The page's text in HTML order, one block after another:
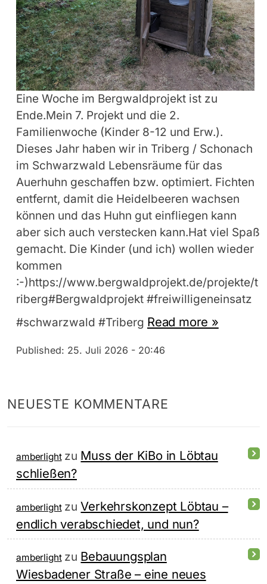
Eine Woche im Bergwaldprojekt ist zu
Ende.Mein 7. Projekt und die 2.
Familienwoche (Kinder 8-12 und Erw.).
Dieses Jahr haben wir in Triberg / Schonach
im Schwarzwald Lebensräume für das
Auerhuhn geschaffen bzw. optimiert. Fichten
entfernt, damit die Heidelbeeren wachsen
können und das Huhn gut einfliegen kann
aber sich auch verstecken kann.Hat viel Spaß
gemacht. Die Kinder (und ich) wollen wieder
kommen
:-)https://www.bergwaldprojekt.de/projekte/t
riberg#Bergwaldprojekt #freiwilligeneinsatz
#schwarzwald #Triberg Read more »
Published: 25. Juli 2026 - 20:46
NEUESTE KOMMENTARE
amberlightzu Muss der KiBo in Löbtau
schließen?
amberlightzuVerkehrskonzept Löbtau –
endlich verabschiedet, und nun?
amberlightzu Bebauungsplan
Wiesbadener Straße – eine neues